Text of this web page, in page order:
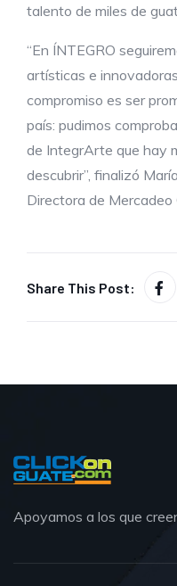
talento de miles de
“En ÍNTEGRO
artísticas e
compromiso es ser
país: pudimos
de IntegrArte que hay
descubrir”, finalizó
Directora de Mercadeo
Share This Post:
Apoyamos a los que